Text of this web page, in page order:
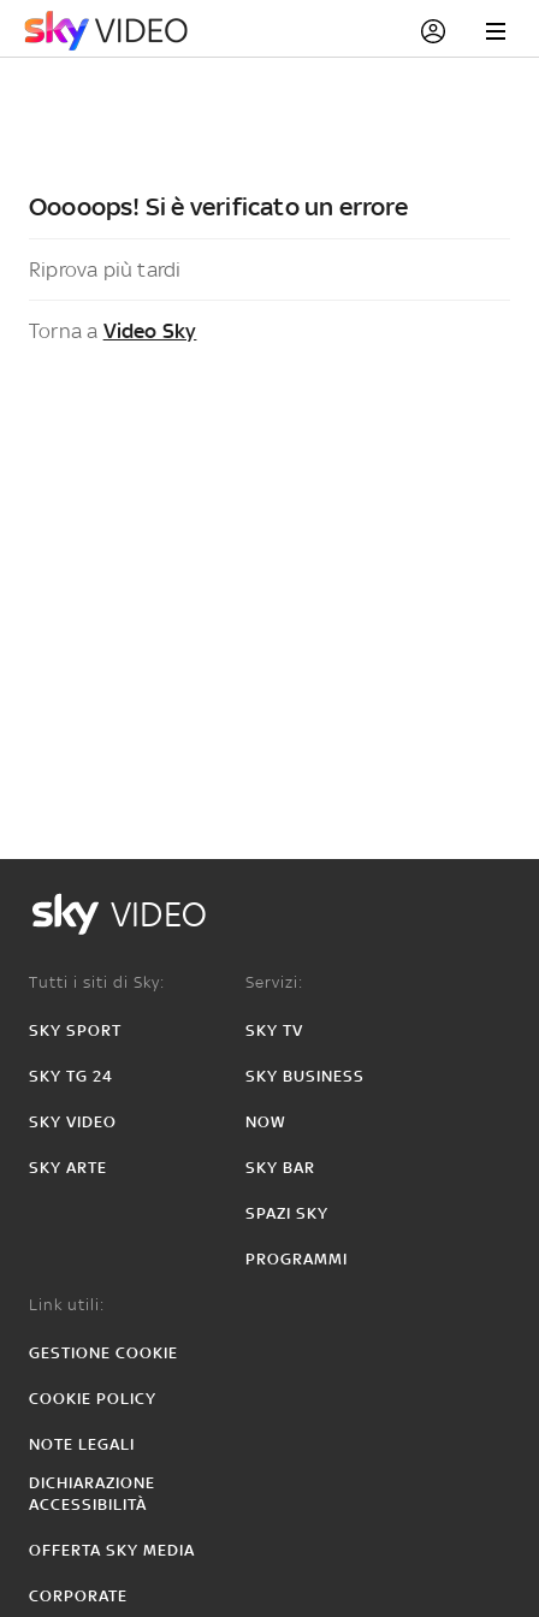
Ooooops! Si è verificato un errore
Riprova più tardi
Torna a Video Sky
VIDEO
Tutti i siti di Sky:
SKY SPORT
SKY TG 24
SKY VIDEO
SKY ARTE
Servizi:
SKY TV
SKY BUSINESS
NOW
SKY BAR
SPAZI SKY
PROGRAMMI
Link utili:
GESTIONE COOKIE
COOKIE POLICY
NOTE LEGALI
DICHIARAZIONE
ACCESSIBILITÀ
OFFERTA SKY MEDIA
CORPORATE